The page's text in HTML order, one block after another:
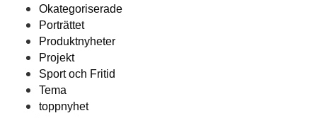
Okategoriserade
Porträttet
Produktnyheter
Projekt
Sport och Fritid
Tema
toppnyhet